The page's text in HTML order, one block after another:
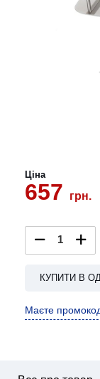
Ціна
657 грн.
КУПИТИ В
Маєте